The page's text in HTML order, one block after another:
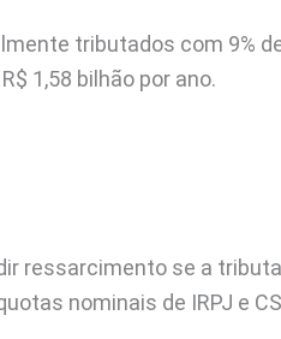
tributados com 9%
1,58 bilhão por ano.
ressarcimento se a
nominais de IRPJ e